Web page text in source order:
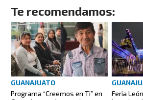
Te recomendamos:
GUANAJUATO
Programa “Creemos en Ti” en
Feria